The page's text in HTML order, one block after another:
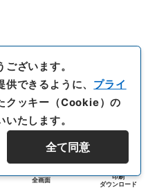
全画面
印刷
ダウンロード
ざいます。
できるように、 プライ
クッキー（Cookie）の
たします。
全て同意